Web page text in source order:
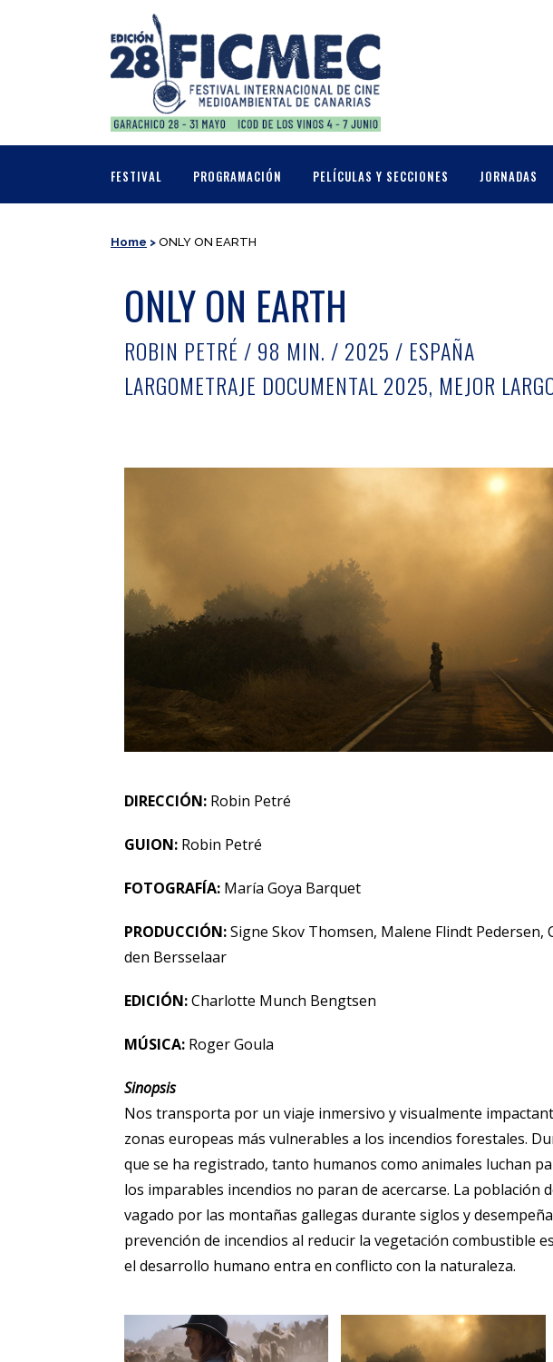
FESTIVAL PROGRAMACIÓN PELÍCULAS Y SECCIONES JORNADAS
Home > ONLY ON EARTH
ONLY ON EARTH
ROBIN PETRÉ / 98 MIN. / 2025 / ESPAÑA
LARGOMETRAJE DOCUMENTAL 2025, MEJOR
DIRECCIÓN: Robin Petré
GUION: Robin Petré
FOTOGRAFÍA: María Goya Barquet
PRODUCCIÓN:Signe Skov Thomsen, Malene Flindt
den Bersselaar
EDICIÓN:Charlotte Munch Bengtsen
MÚSICA: Roger Goula
Sinopsis
Nos transporta por un viaje inmersivo y visualmente
zonas europeas más vulnerables a los incendios forestales.
que se ha registrado, tanto humanos como animales luchan
los imparables incendios no paran de acercarse. La población
vagado por las montañas gallegas durante siglos y
prevención de incendios al reducir la vegetación combustible
el desarrollo humano entra en conflicto con la naturaleza.